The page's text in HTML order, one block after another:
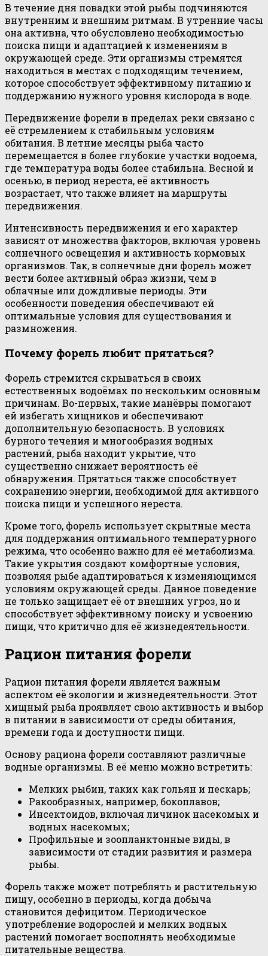
В течение дня повадки этой рыбы подчиняются
внутренним и внешним ритмам. В утренние часы
она активна, что обусловлено необходимостью
поиска пищи и адаптацией к изменениям в
окружающей среде. Эти организмы стремятся
находиться в местах с подходящим течением,
которое способствует эффективному питанию и
поддержанию нужного уровня кислорода в воде.
Передвижение форели в пределах реки связано с
её стремлением к стабильным условиям
обитания. В летние месяцы рыба часто
перемещается в более глубокие участки водоема,
где температура воды более стабильна. Весной и
осенью, в период нереста, её активность
возрастает, что также влияет на маршруты
передвижения.
Интенсивность передвижения и его характер
зависят от множества факторов, включая уровень
солнечного освещения и активность кормовых
организмов. Так, в солнечные дни форель может
вести более активный образ жизни, чем в
облачные или дождливые периоды. Эти
особенности поведения обеспечивают ей
оптимальные условия для существования и
размножения.
Почему форель любит прятаться?
Форель стремится скрываться в своих
естественных водоёмах по нескольким основным
причинам. Во-первых, такие манёвры помогают
ей избегать хищников и обеспечивают
дополнительную безопасность. В условиях
бурного течения и многообразия водных
растений, рыба находит укрытие, что
существенно снижает вероятность её
обнаружения. Прятаться также способствует
сохранению энергии, необходимой для активного
поиска пищи и успешного нереста.
Кроме того, форель использует скрытные места
для поддержания оптимального температурного
режима, что особенно важно для её метаболизма.
Такие укрытия создают комфортные условия,
позволяя рыбе адаптироваться к изменяющимся
условиям окружающей среды. Данное поведение
не только защищает её от внешних угроз, но и
способствует эффективному поиску и усвоению
пищи, что критично для её жизнедеятельности.
Рацион питания форели
Рацион питания форели является важным
аспектом её экологии и жизнедеятельности. Этот
хищный рыба проявляет свою активность и выбор
в питании в зависимости от среды обитания,
времени года и доступности пищи.
Основу рациона форели составляют различные
водные организмы. В её меню можно встретить:
Мелких рыбин, таких как гольян и пескарь;
Ракообразных, например, бокоплавов;
Инсектоидов, включая личинок насекомых и
водных насекомых;
Профильные и зоопланктонные виды, в
зависимости от стадии развития и размера
рыбы.
Форель также может потреблять и растительную
пищу, особенно в периоды, когда добыча
становится дефицитом. Периодическое
употребление водорослей и мелких водных
растений помогает восполнять необходимые
питательные вещества.